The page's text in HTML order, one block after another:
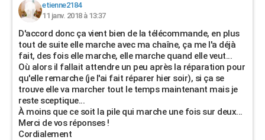
etienne2184
11 janv. 2018 à 13:37
D'accord donc ça vient bien de la télécommande, en plus
tout de suite elle marche avec ma chaîne, ça me l'a déjà
fait, des fois elle marche, elle marche quand elle veut...
Où alors il fallait attendre un peu après la réparation pour
qu'elle remarche (je l'ai fait réparer hier soir), si ça se
trouve elle va marcher tout le temps maintenant mais je
reste sceptique...
À moins que ce soit la pile qui marche une fois sur deux...
Merci de vos réponses !
Cordialement